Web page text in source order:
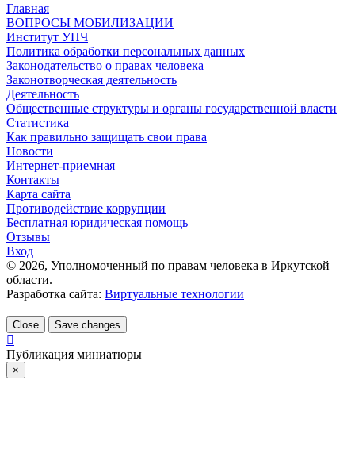
Главная
ВОПРОСЫ МОБИЛИЗАЦИИ
Институт УПЧ
Политика обработки персональных данных
Законодательство о правах человека
Законотворческая деятельность
Деятельность
Общественные структуры и органы государственной власти
Статистика
Как правильно защищать свои права
Новости
Интернет-приемная
Контакты
Карта сайта
Противодействие коррупции
Бесплатная юридическая помощь
Отзывы
Вход
© 2026, Уполномоченный по правам человека в Иркутской
области.
Разработка сайта: Виртуальные технологии
Close Save changes
Публикация миниатюры
×